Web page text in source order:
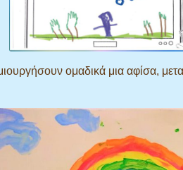
ομαδικά μια αφίσα,